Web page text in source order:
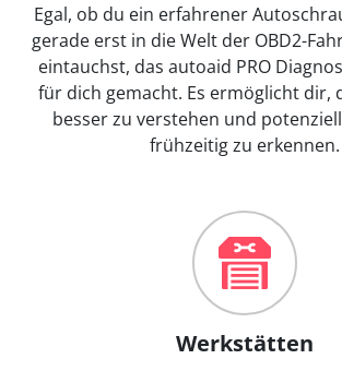
Egal, ob du ein erfahrener
gerade erst in die Welt der OBD2-
eintauchst, das autoaid PRO
für dich gemacht. Es ermöglicht dir,
besser zu verstehen und
frühzeitig zu erkennen.
Werkstätten